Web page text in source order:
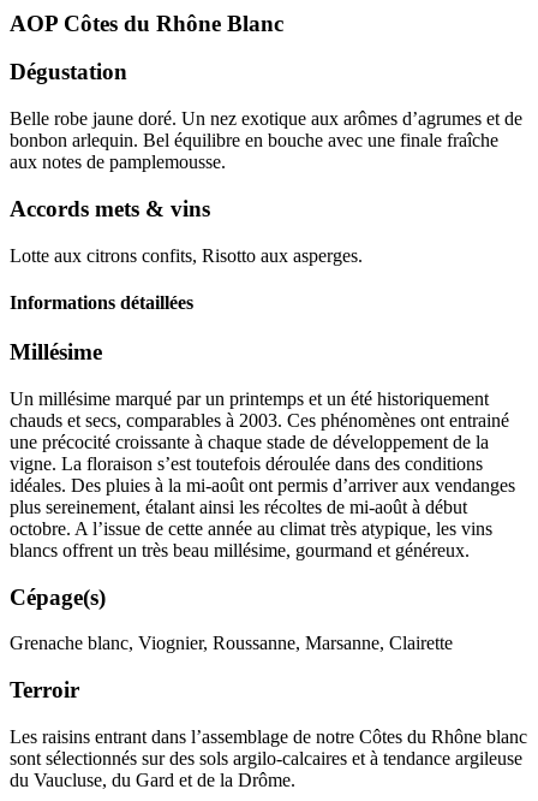
AOP Côtes du Rhône Blanc
Dégustation
Belle robe jaune doré. Un nez exotique aux arômes d’agrumes et de
bonbon arlequin. Bel équilibre en bouche avec une finale fraîche
aux notes de pamplemousse.
Accords mets & vins
Lotte aux citrons confits, Risotto aux asperges.
Informations détaillées
Millésime
Un millésime marqué par un printemps et un été historiquement
chauds et secs, comparables à 2003. Ces phénomènes ont entrainé
une précocité croissante à chaque stade de développement de la
vigne. La floraison s’est toutefois déroulée dans des conditions
idéales. Des pluies à la mi-août ont permis d’arriver aux vendanges
plus sereinement, étalant ainsi les récoltes de mi-août à début
octobre. A l’issue de cette année au climat très atypique, les vins
blancs offrent un très beau millésime, gourmand et généreux.
Cépage(s)
Grenache blanc, Viognier, Roussanne, Marsanne, Clairette
Terroir
Les raisins entrant dans l’assemblage de notre Côtes du Rhône blanc
sont sélectionnés sur des sols argilo-calcaires et à tendance argileuse
du Vaucluse, du Gard et de la Drôme.